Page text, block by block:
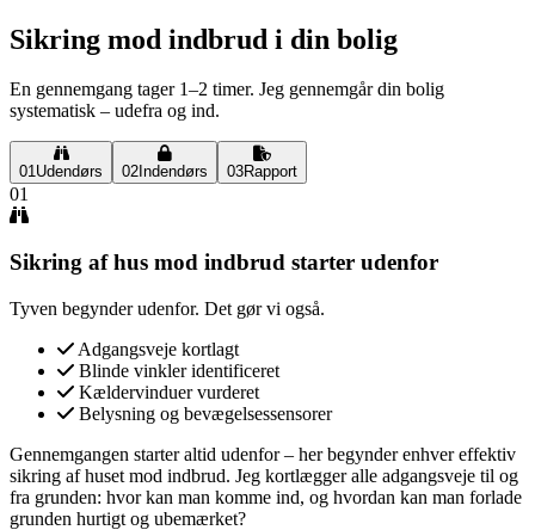
Sikring mod indbrud i din bolig
En gennemgang tager 1–2 timer. Jeg gennemgår din bolig
systematisk – udefra og ind.
01Udendørs 02 Indendørs 03Rapport
01
Sikring af hus mod indbrud starter udenfor
Tyven begynder udenfor. Det gør vi også.
Adgangsveje kortlagt
Blinde vinkler identificeret
Kældervinduer vurderet
Belysning og bevægelsessensorer
Gennemgangen starter altid udenfor – her begynder enhver effektiv
sikring af huset mod indbrud. Jeg kortlægger alle adgangsveje til og
fra grunden: hvor kan man komme ind, og hvordan kan man forlade
grunden hurtigt og ubemærket?